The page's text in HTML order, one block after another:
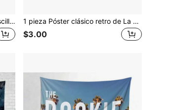
1 pieza Póster de la película Priscilla Imprimir imagen Arte de pared Póster de pintura Lienzo Pósteres Obras de arte Regalo Idea Decoración de habitación Sin marco 1 pieza Póster clásico retro de La sociedad de los poetas muertos, arte de alta definición para colgar en la pared, resistente al agua, adecuado para el hogar, sala de estar, dormitorio, bar y otros lugares, hermosa decoración, sin marco.
$3.00